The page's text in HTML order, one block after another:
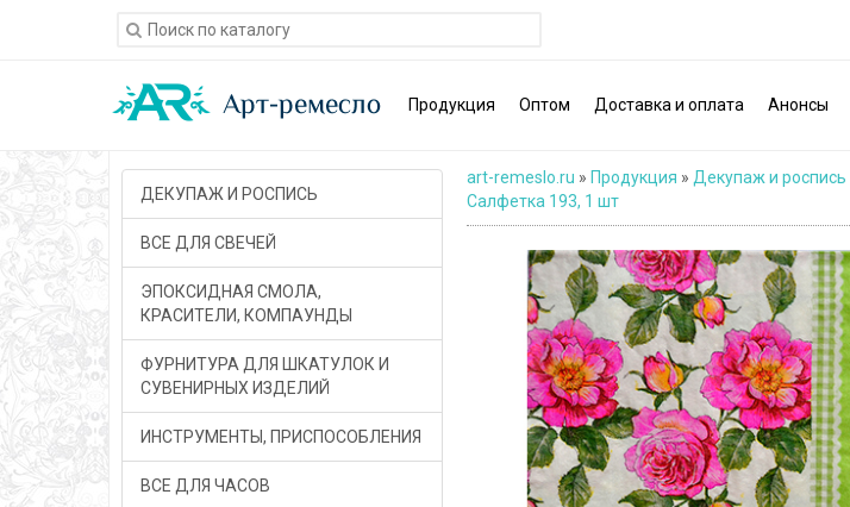
Продукция Оптом Доставка и оплата Анонсы
ДЕКУПАЖ И РОСПИСЬ
ВСЕ ДЛЯ СВЕЧЕЙ
ЭПОКСИДНАЯ СМОЛА,
КРАСИТЕЛИ, КОМПАУНДЫ
ФУРНИТУРА ДЛЯ ШКАТУЛОК И
СУВЕНИРНЫХ ИЗДЕЛИЙ
ИНСТРУМЕНТЫ, ПРИСПОСОБЛЕНИЯ
ВСЕ ДЛЯ ЧАСОВ
art-remeslo.ru » Продукция » Декупаж и роспись
Салфетка 193, 1 шт